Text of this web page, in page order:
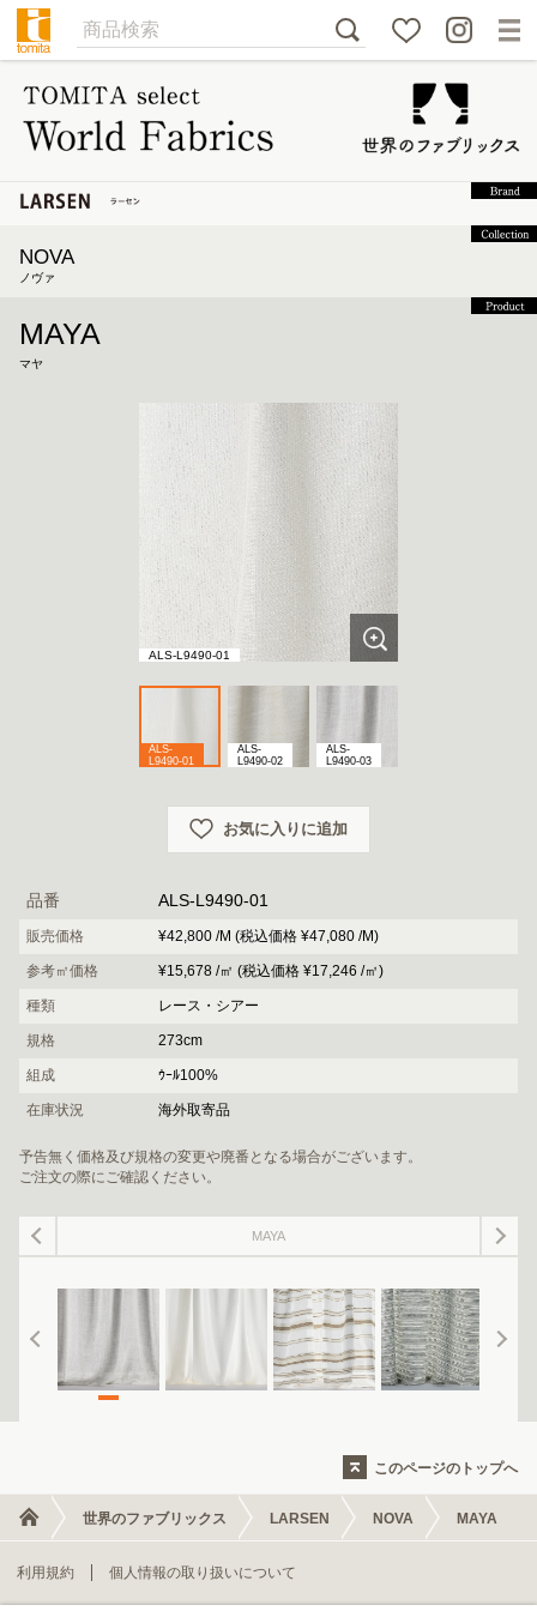
NOVA
ノヴァ
MAYA
マヤ
ALS-L9490-01
ALS-
L9490-01
ALS-
L9490-02
ALS-
L9490-03
お気に入りに追加
品番 ALS-L9490-01
販売価格 ¥42,800 /M (税込価格 ¥47,080 /M)
参考㎡価格 ¥15,678 /㎡ (税込価格 ¥17,246 /㎡)
種類 レース・シアー
規格 273cm
組成 ｳｰﾙ100%
在庫状況 海外取寄品
予告無く価格及び規格の変更や廃番となる場合がございます。
ご注文の際にご確認ください。
MAYA
このページのトップへ
世界のファブリックス LARSEN NOVA MAYA
利用規約 個人情報の取り扱いについて